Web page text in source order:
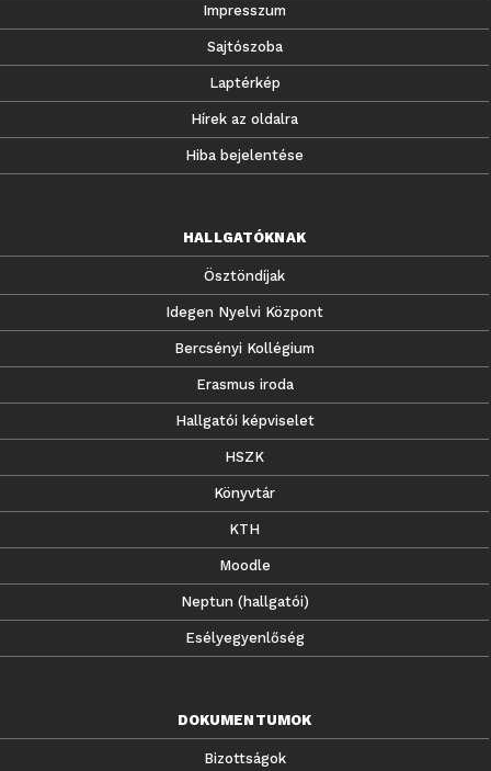
Impresszum
Sajtószoba
Laptérkép
Hírek az oldalra
Hiba bejelentése
HALLGATÓKNAK
Ösztöndíjak
Idegen Nyelvi Központ
Bercsényi Kollégium
Erasmus iroda
Hallgatói képviselet
HSZK
Könyvtár
KTH
Moodle
Neptun (hallgatói)
Esélyegyenlőség
DOKUMENTUMOK
Bizottságok